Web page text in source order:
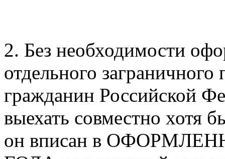
2. Без необходимости
отдельного
гражданин Российской
выехать совместно хотя
он вписан в